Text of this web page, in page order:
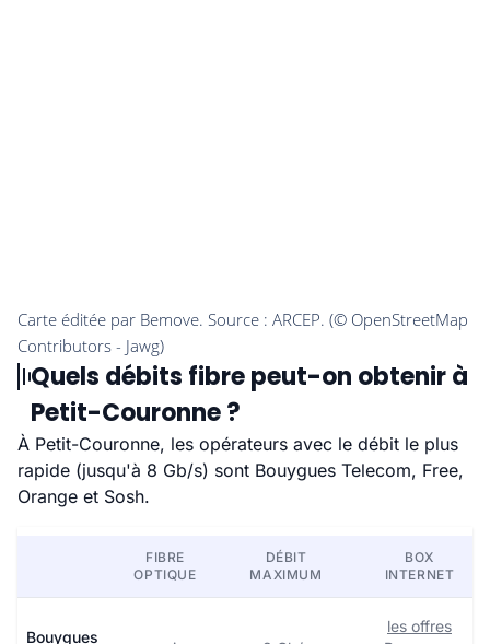
Quels débits fibre peut-on obtenir à
Petit-Couronne ?
À Petit-Couronne, les opérateurs avec le débit le plus
rapide (jusqu'à 8 Gb/s) sont Bouygues Telecom, Free,
Orange et Sosh.
FIBRE
OPTIQUE
DÉBIT
MAXIMUM
BOX
INTERNET
Bouygues
les offres